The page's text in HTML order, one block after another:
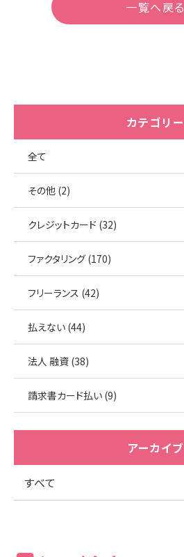
一覧へ戻る
カテゴリー
全て
その他 (2)
クレジットカード (32)
ファクタリング (170)
フリーランス (42)
払えない (44)
法人 融資 (38)
請求書カード払い (9)
アーカイブ